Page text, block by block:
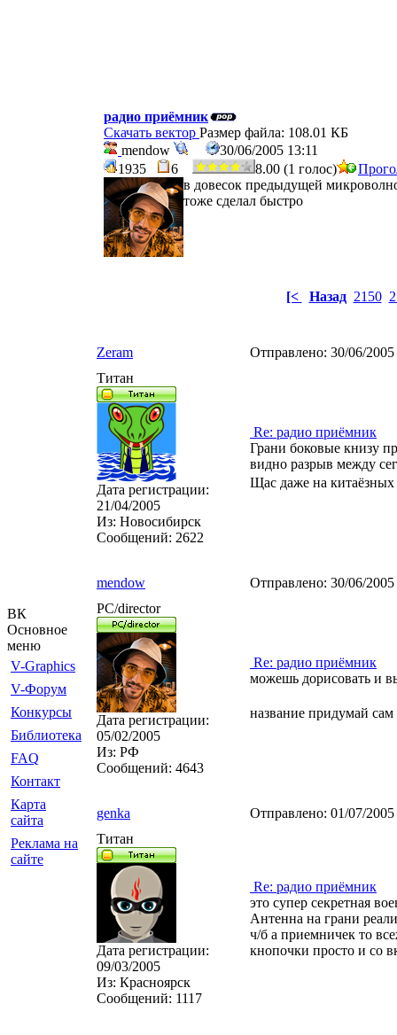
ВК
Основное
меню
V-Graphics
V-Форум
Конкурсы
Библиотека
FAQ
Контакт
Карта
сайта
Реклама на
сайте
радио приёмник
Скачать вектор Размер файла: 108.01 КБ
mendow
30/06/2005 13:11
1935
6 8.00 (1 голос)
в довесок предыдущей
тоже сделал быстро
[< Назад 2150
Zeram Отправлено: 30/06/
Титан
Дата регистрации:
21/04/2005
Из: Новосибирск
Сообщений: 2622
Re: радио приёмник
Грани боковые книзу
видно разрыв между
Щас даже на китаёзных
mendow Отправлено: 30/06/
PC/director
Дата регистрации:
05/02/2005
Из: РФ
Сообщений: 4643
Re: радио приёмник
можешь дорисовать и
название придумай сам
genka Отправлено: 01/07/
Титан
Дата регистрации:
09/03/2005
Из: Красноярск
Сообщений: 1117
Re: радио приёмник
это супер секретная
Антенна на грани
ч/б а приемничек то
кнопочки просто и со